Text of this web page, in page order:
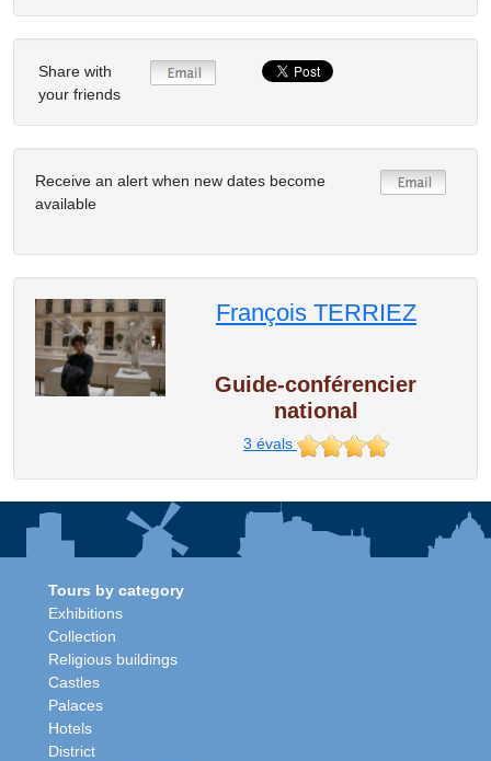
Share with
your friends
Receive an alert when new dates become
available
François TERRIEZ
Guide-conférencier
national
3 évals
Tours by category
Exhibitions
Collection
Religious buildings
Castles
Palaces
Hotels
District